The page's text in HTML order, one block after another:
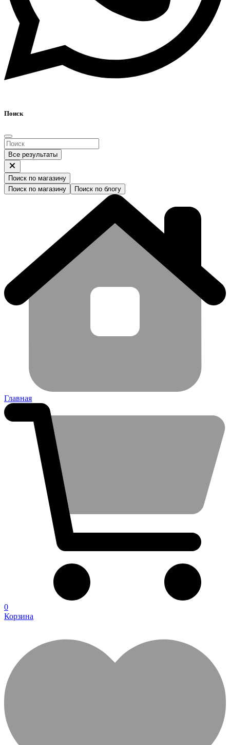
Поиск
Все результаты
Поиск по магазину
Поиск по магазину
Поиск по блогу
Главная
0
Корзина